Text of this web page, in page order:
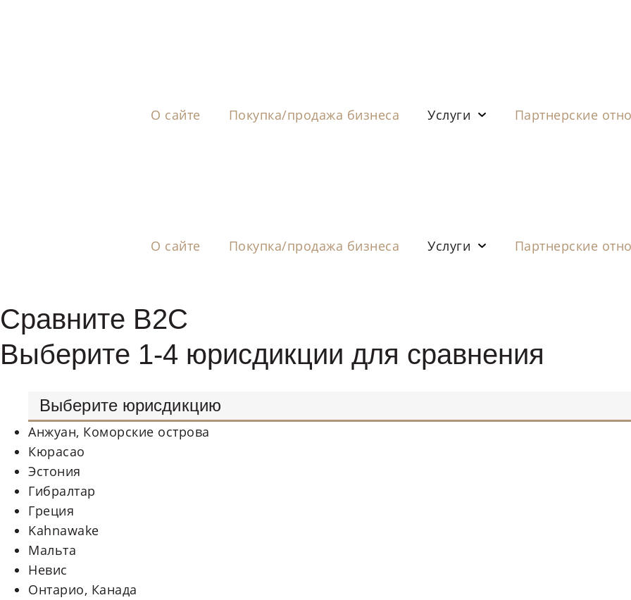
О сайте Покупка/продажа бизнеса Услуги Партнерские
О сайте Покупка/продажа бизнеса Услуги Партнерские
Сравните B2C
Выберите 1-4 юрисдикции для сравнения
Выберите юрисдикцию
Анжуан, Коморские острова
Кюрасао
Эстония
Гибралтар
Греция
Kahnawake
Мальта
Невис
Онтарио, Канада